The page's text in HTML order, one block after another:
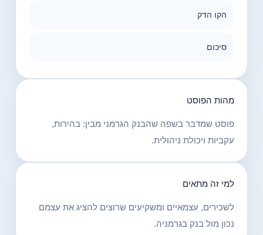
הקו הדק
סיכום
מהות הפוסט
פוסט שמדבר בשפה שהבנק הגרמני מבין: בהירות,
עקביות ויכולת ניהולית.
למי זה מתאים
לשכירים, עצמאיים ומשקיעים שרוצים להציג את עצמם
נכון מול בנק בגרמניה.